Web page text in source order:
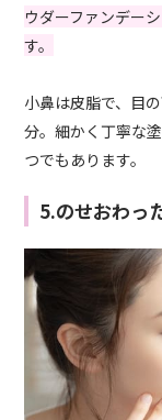
ウダーファンデー
す。
小鼻は皮脂で、目
分。細かく丁寧な
つでもあります。
5.のせおわっ